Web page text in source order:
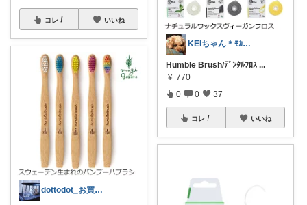
コレ いいね
dottodot_お買い物ありがとう♡
KEIちゃん＊ﾓｶありがとう🌈🕊
Humble Brush/ﾃﾞﾝﾀﾙﾌﾛｽ ...
￥ 770
0 0 37
コレ いいね